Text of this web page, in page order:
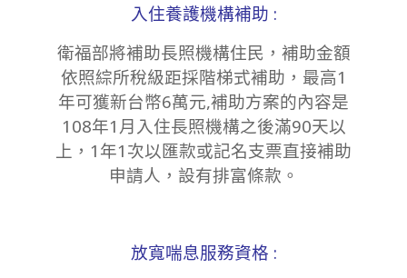
入住養護機構補助 :
衛福部將補助長照機構住民，補助金額
依照綜所稅級距採階梯式補助，最高1
年可獲新台幣6萬元,補助方案的內容是
108年1月入住長照機構之後滿90天以
上，1年1次以匯款或記名支票直接補助
申請人，設有排富條款。
放寬喘息服務資格 :